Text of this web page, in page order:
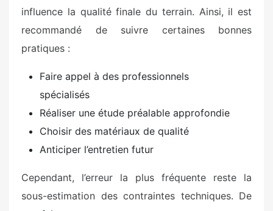
influence la qualité finale du terrain. Ainsi, il est
recommandé de suivre certaines bonnes
pratiques :
Faire appel à des professionnels
spécialisés
Réaliser une étude préalable approfondie
Choisir des matériaux de qualité
Anticiper l’entretien futur
Cependant, l’erreur la plus fréquente reste la
sous-estimation des contraintes techniques. De